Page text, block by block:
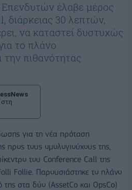
έλαβε μέρος
διάρκειας 30 λεπτών,
να καταστεί δυστυχώς
το πλάνο
πιθανότητας
για τη νέα πρόταση
προς τους ομολογιούχους της,
του Conference Call της
Follie. Παρουσιάστηκε το πλάνο
της στα δύο (AssetCo και OpsCo)